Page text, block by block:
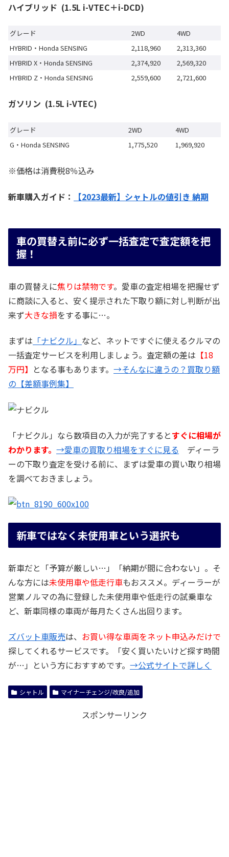
ハイブリッド (1.5L i-VTEC＋i-DCD)
グレード 2WD
4WD
HYBRID・Honda SENSING
2,118,960
2,313,360
HYBRID X・Honda SENSING
2,374,920
2,569,320
HYBRID Z・Honda SENSING
2,559,600 2,721,600
ガソリン (1.5L i-VTEC)
グレード 2WD
4WD
G・Honda SENSING
1,775,520 1,969,920
※価格は消費税8％込み
新車購入ガイド： 【2023最新】シャトルの値引き 納期
車の買替え前に必ず一括査定で査定額を把
握！
車の買替えに焦りは禁物です。愛車の査定相場を把握せず
に商談に入ると、安く提示された下取り額に対し判断が出
来ず大きな損をする事に…。
まずは 「ナビクル」 など、ネットですぐに使えるクルマの
一括査定サービスを利用しましょう。査定額の差は 【18
万円】 となる事もあります。 →そんなに違うの？買取り額
の【差額事例集】
「ナビクル」なら数項目の入力が完了するとすぐに相場が
わかります。 →愛車の買取り相場をすぐに見る ディーラ
ーの下取り査定を受ける前に、まずは愛車の買い取り相場
を調べておきましょう。
新車ではなく未使用車という選択も
新車だと「予算が厳しい…」「納期が間に合わない」。そ
んな方には未使用車や低走行車もおススメ。ディーラーが
営業ノルマの為に登録した未使用車や低走行の試乗車な
ど、新車同様の車両が毎月たくさん出回ります。
ズバット車販売は、 お買い得な車両をネット申込みだけで
探してくれるサービスです。「安く買いたいけど探す時間
が…」という方におすすめです。 →公式サイトで詳しく
シャトル マイナーチェンジ/改良/追加
スポンサーリンク